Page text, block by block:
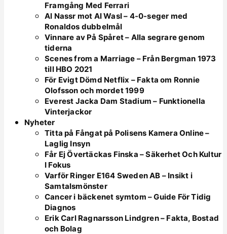
Framgång Med Ferrari
Al Nassr mot Al Wasl – 4-0-seger med
Ronaldos dubbelmål
Vinnare av På Spåret – Alla segrare genom
tiderna
Scenes from a Marriage – Från Bergman 1973
till HBO 2021
För Evigt Dömd Netflix – Fakta om Ronnie
Olofsson och mordet 1999
Everest Jacka Dam Stadium – Funktionella
Vinterjackor
Nyheter
Titta på Fångat på Polisens Kamera Online –
Laglig Insyn
Får Ej Övertäckas Finska – Säkerhet Och Kultur
I Fokus
Varför Ringer E164 Sweden AB – Insikt i
Samtalsmönster
Cancer i bäckenet symtom – Guide För Tidig
Diagnos
Erik Carl Ragnarsson Lindgren – Fakta, Bostad
och Bolag